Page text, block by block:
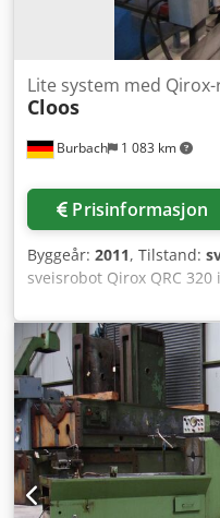
Burbach 1 083 km
Lite system med
Cloos
Prisinformasjon
Byggeår: 2011, Tilstand:
sveisrobot Qirox QRC
stående oppsett, Cloos
trådmating,
mekanisk rengjøring,
WPK 5000, bæreevne 500
startforvalg, 1 styring for
sensor, lysbue-
fullstendig overhalt og
stasjon med en